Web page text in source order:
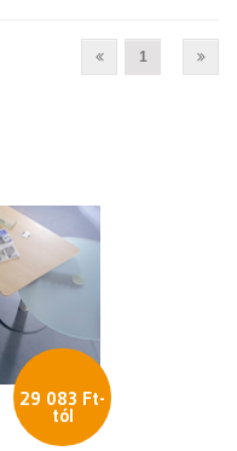
1
29 083 Ft-
tól